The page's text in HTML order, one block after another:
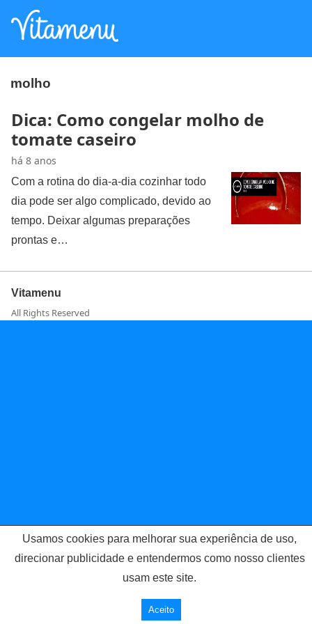
molho
Dica: Como congelar molho de
tomate caseiro
há 8 anos
Com a rotina do dia-a-dia cozinhar todo
dia pode ser algo complicado, devido ao
tempo. Deixar algumas preparações
prontas e…
Vitamenu
All Rights Reserved
Usamos cookies para melhorar sua experiência de uso,
direcionar publicidade e entendermos como nosso clientes
usam este site.
Aceito